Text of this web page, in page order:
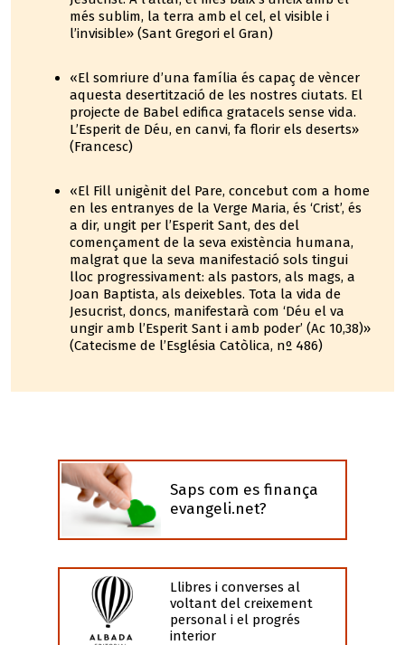
més sublim, la terra amb el cel, el visible i
l’invisible» (Sant Gregori el Gran)
«El somriure d’una família és capaç de vèncer
aquesta desertització de les nostres ciutats. El
projecte de Babel edifica gratacels sense vida.
L’Esperit de Déu, en canvi, fa florir els deserts»
(Francesc)
«El Fill unigènit del Pare, concebut com a home
en les entranyes de la Verge Maria, és ‘Crist’, és
a dir, ungit per l’Esperit Sant, des del
començament de la seva existència humana,
malgrat que la seva manifestació sols tingui
lloc progressivament: als pastors, als mags, a
Joan Baptista, als deixebles. Tota la vida de
Jesucrist, doncs, manifestarà com ‘Déu el va
ungir amb l’Esperit Sant i amb poder’ (Ac 10,38)»
(Catecisme de l’Església Catòlica, nº 486)
Saps com es finança
evangeli.net?
Llibres i converses al
voltant del creixement
personal i el progrés
interior